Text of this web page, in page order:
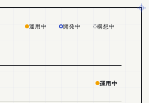
運用中 開発中 構想中
運用中